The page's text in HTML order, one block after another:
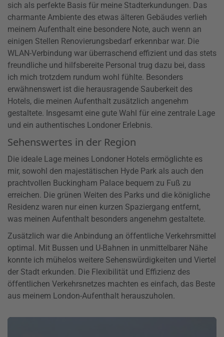
sich als perfekte Basis für meine Stadterkundungen. Das
charmante Ambiente des etwas älteren Gebäudes verlieh
meinem Aufenthalt eine besondere Note, auch wenn an
einigen Stellen Renovierungsbedarf erkennbar war. Die
WLAN-Verbindung war überraschend effizient und das stets
freundliche und hilfsbereite Personal trug dazu bei, dass
ich mich trotzdem rundum wohl fühlte. Besonders
erwähnenswert ist die herausragende Sauberkeit des
Hotels, die meinen Aufenthalt zusätzlich angenehm
gestaltete. Insgesamt eine gute Wahl für eine zentrale Lage
und ein authentisches Londoner Erlebnis.
Sehenswertes in der Region
Die ideale Lage meines Londoner Hotels ermöglichte es
mir, sowohl den majestätischen Hyde Park als auch den
prachtvollen Buckingham Palace bequem zu Fuß zu
erreichen. Die grünen Weiten des Parks und die königliche
Residenz waren nur einen kurzen Spaziergang entfernt,
was meinen Aufenthalt besonders angenehm gestaltete.
Zusätzlich war die Anbindung an öffentliche Verkehrsmittel
optimal. Mit Bussen und U-Bahnen in unmittelbarer Nähe
konnte ich mühelos weitere Sehenswürdigkeiten und Viertel
der Stadt erkunden. Die Flexibilität und Effizienz des
öffentlichen Verkehrsnetzes machten es einfach, das Beste
aus meinem London-Aufenthalt herauszuholen.